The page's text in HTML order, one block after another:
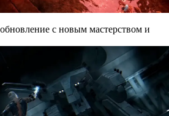
с новым мастерством и